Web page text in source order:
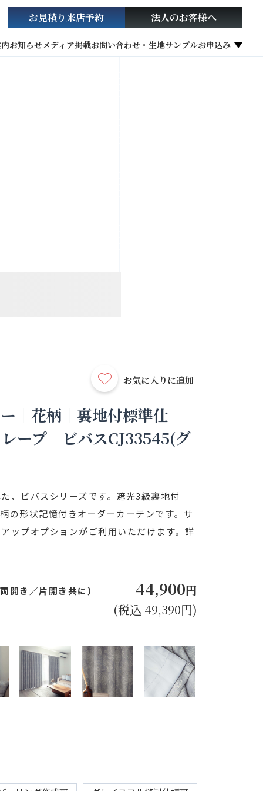
お知らせメディア掲載お問い合わせ・生地サンプルお申込み
お見積り来店予約 法人のお客様へ
お気に入りに追加
ー｜花柄｜裏地付標準仕
ープ ビバスCJ33545(グ
、ビバスシリーズです。遮光3級裏地付
の形状記憶付きオーダーカーテンです。サ
ップオプションがご利用いただけます。詳
き／片開き共に） 44,900円
(税込 49,390円)